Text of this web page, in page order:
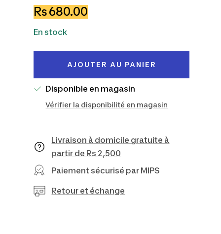
la
quantité
Prix
de
vente
Rs 680.00
En stock
AJOUTER AU PANIER
Disponible en magasin
Vérifier la disponibilité en magasin
Livraison à domicile gratuite à
partir de Rs 2,500
Paiement sécurisé par MIPS
Retour et échange